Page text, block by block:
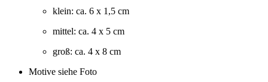
klein: ca. 6 x 1,5 cm
mittel: ca. 4 x 5 cm
groß: ca. 4 x 8 cm
Motive siehe Foto